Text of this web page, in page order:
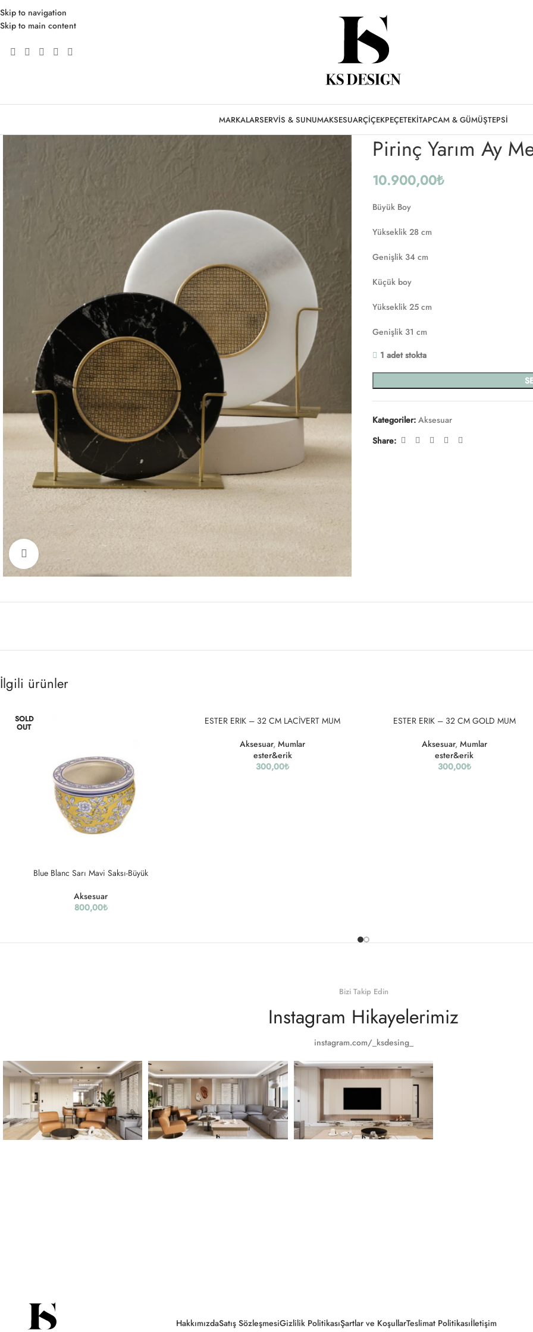
Skip to navigation
Skip to main content
MARKALARSERVIS & SUNUMAKSESUARÇIÇEKPEÇETEKITAPCAM & GÜMÜŞTEPSI
Click to enlarge
Ana Sayfa Aksesuar Pirinç Yarım Ay
Pirinç Yarım Ay
10.900,00₺
Büyük Boy
Yükseklik 28 cm
Genişlik 34 cm
Küçük boy
Yükseklik 25 cm
Genişlik 31 cm
1 adet stokta
Kategoriler: Aksesuar
Share:
İlgili ürünler
SOLD
OUT
Blue Blanc Sarı Mavi Saksı-Büyük
Aksesuar
800,00₺
ESTER ERIK – 32 CM LACİVERT MUM
Aksesuar, Mumlar
ester&erik
300,00₺
ESTER ERIK – 32 CM GOLD MUM
Aksesuar, Mumlar
ester&erik
300,00₺
Bizi Takip Edin
Instagram Hikayelerimiz
instagram.com/_ksdesing_
HakkımızdaSatış SözleşmesiGizlilik PolitikasıŞartlar ve KoşullarTeslimat Politikasıİletişim